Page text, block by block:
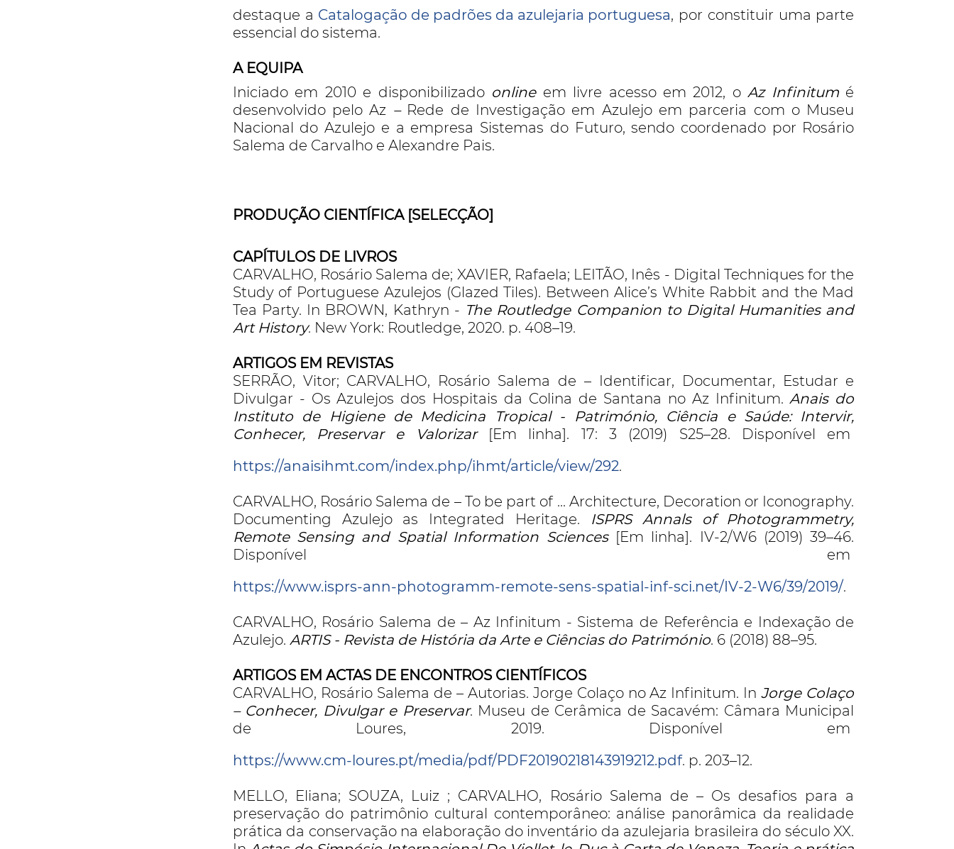
destaque a Catalogação de padrões da azulejaria portuguesa, por constituir uma parte
essencial do sistema.
A EQUIPA
Iniciado em 2010 e disponibilizado onlineem livre acesso em 2012, o Az Infinitumé
desenvolvido pelo Az –Rede de Investigação em Azulejo em parceria com o Museu
Nacional do Azulejo e a empresa Sistemas do Futuro, sendo coordenado por Rosário
Salema de Carvalho e Alexandre Pais.
PRODUÇÃO CIENTÍFICA [SELECÇÃO]
CAPÍTULOS DE LIVROS
CARVALHO, Rosário Salema de; XAVIER, Rafaela; LEITÃO, Inês - Digital Techniques for the
Study of Portuguese Azulejos (Glazed Tiles). Between Alice’s White Rabbit and the Mad
Tea Party. In BROWN, Kathryn - The Routledge Companion to Digital Humanities and
Art History. New York: Routledge, 2020. p. 408–19.
ARTIGOS EM REVISTAS
SERRÃO, Vitor; CARVALHO, Rosário Salema de – Identificar, Documentar, Estudar e
Divulgar - Os Azulejos dos Hospitais da Colina de Santana no Az Infinitum. Anais do
Instituto de Higiene de Medicina Tropical - Património, Ciência e Saúde: Intervir,
Conhecer, Preservar e Valorizar [Em linha]. 17: 3 (2019) S25–28. Disponível em
https://anaisihmt.com/index.php/ihmt/article/view/292.
CARVALHO, Rosário Salema de – To be part of ... Architecture, Decoration or Iconography.
Documenting Azulejo as Integrated Heritage. ISPRS Annals of Photogrammetry,
Remote Sensing and Spatial Information Sciences[Em linha]. IV-2/W6 (2019) 39–46.
Disponível em
https://www.isprs-ann-photogramm-remote-sens-spatial-inf-sci.net/IV-2-W6/39/2019/.
CARVALHO, Rosário Salema de – Az Infinitum - Sistema de Referência e Indexação de
Azulejo. ARTIS - Revista de História da Arte e Ciências do Património. 6 (2018) 88–95.
ARTIGOS EM ACTAS DE ENCONTROS CIENTÍFICOS
CARVALHO, Rosário Salema de – Autorias. Jorge Colaço no Az Infinitum. InJorge Colaço
– Conhecer, Divulgar e Preservar. Museu de Cerâmica de Sacavém: Câmara Municipal
de Loures, 2019. Disponível em
https://www.cm-loures.pt/media/pdf/PDF20190218143919212.pdf. p. 203–12.
MELLO, Eliana; SOUZA, Luiz ; CARVALHO, Rosário Salema de – Os desafios para a
preservação do patrimônio cultural contemporâneo: análise panorâmica da realidade
prática da conservação na elaboração do inventário da azulejaria brasileira do século XX.